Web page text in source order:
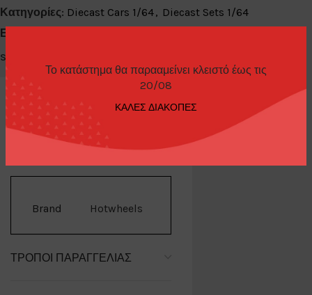
Το κατάστημα θα παρααμείνει κλειστό έως τις
20/08
ΚΑΛΕΣ ΔΙΑΚΟΠΕΣ
Κατηγορίες: Diecast Cars 1/64, Diecast Sets 1/64
Ετικέτα:
Share:
ΕΠΙΠΛΈΟΝ ΠΛΗΡΟΦΟΡΊΕΣ
Brand Hotwheels
ΤΡΌΠΟΙ ΠΑΡΑΓΓΕΛΊΑΣ